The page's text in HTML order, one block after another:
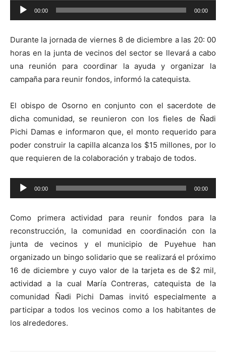
Reproductor
de
00:00 00:00
Durante la jornada de viernes 8 de diciembre a las 20: 00
horas en la junta de vecinos del sector se llevará a cabo
una reunión para coordinar la ayuda y organizar la
campaña para reunir fondos, informó la catequista.
El obispo de Osorno en conjunto con el sacerdote de
dicha comunidad, se reunieron con los fieles de Ñadi
Pichi Damas e informaron que, el monto requerido para
poder construir la capilla alcanza los $15 millones, por lo
que requieren de la colaboración y trabajo de todos.
Reproductor
de
00:00 00:00
Como primera actividad para reunir fondos para la
reconstrucción, la comunidad en coordinación con la
junta de vecinos y el municipio de Puyehue han
organizado un bingo solidario que se realizará el próximo
16 de diciembre y cuyo valor de la tarjeta es de $2 mil,
actividad a la cual María Contreras, catequista de la
comunidad Ñadi Pichi Damas invitó especialmente a
participar a todos los vecinos como a los habitantes de
los alrededores.